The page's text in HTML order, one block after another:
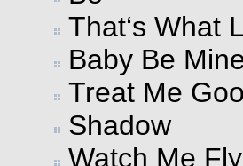
That‘s What
Baby Be
Treat Me
Shadow
Watch Me Fly